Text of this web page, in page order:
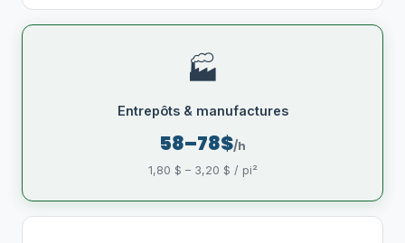
🏭
Entrepôts & manufactures
58–78$/h
1,80 $ – 3,20 $ / pi²